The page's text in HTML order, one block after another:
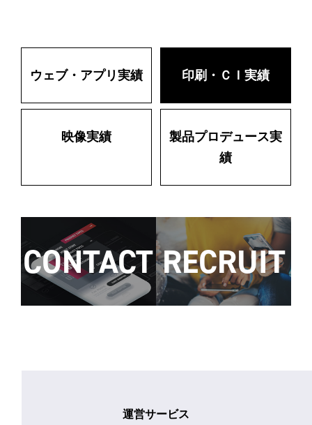
ウェブ・アプリ実績 印刷・ＣＩ実績
映像実績
製品プロデュース実
績
CONTACT RECRUIT
運営サービス